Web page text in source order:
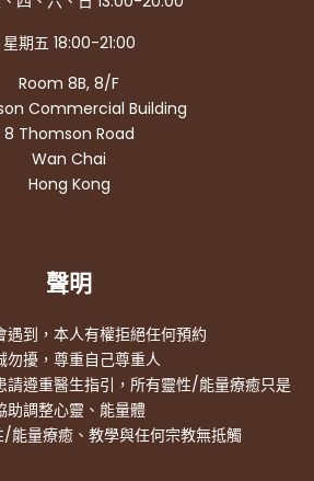
星期五 18:00-21:00
Room 8B, 8/F
Commercial Building
8 Thomson Road
Wan Chai
Hong Kong
聲明
遇到，本人有權拒絕任何預約
勿擾，尊重自己尊重人
遵重醫生指引，所有靈性/能量療癒只是
助調整心靈、能量體
能量療癒、教學與任何宗教無抵觸